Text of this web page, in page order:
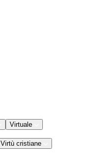
Virtuale
Virtù cristiane